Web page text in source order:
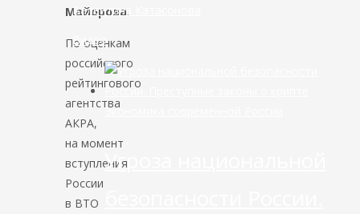
Майорова.
По оценкам
российского
рейтингового
агентства
АКРА,
на момент
вступления
России
в ВТО
Валентина Катасонова
Видео
Экономика современной России
Угроза национальной